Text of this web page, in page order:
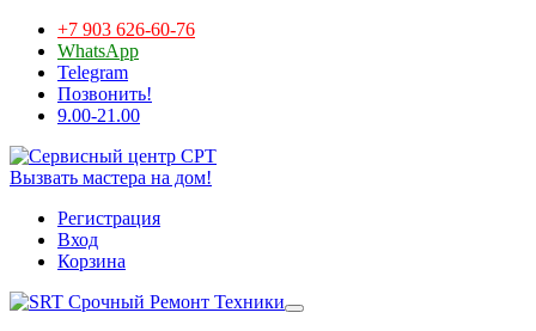
+7 903 626-60-76
WhatsApp
Telegram
Позвонить!
9.00-21.00
Вызвать мастера на дом!
Регистрация
Вход
Корзина
Срочный Ремонт Техники